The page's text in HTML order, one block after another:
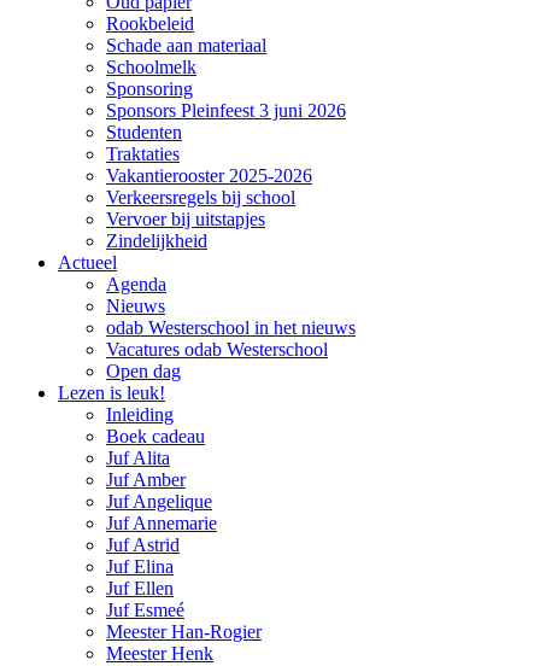
Rookbeleid
Schade aan materiaal
Schoolmelk
Sponsoring
Sponsors Pleinfeest 3 juni 2026
Studenten
Traktaties
Vakantierooster 2025-2026
Verkeersregels bij school
Vervoer bij uitstapjes
Zindelijkheid
Actueel
Agenda
Nieuws
odab Westerschool in het nieuws
Vacatures odab Westerschool
Open dag
Lezen is leuk!
Inleiding
Boek cadeau
Juf Alita
Juf Amber
Juf Angelique
Juf Annemarie
Juf Astrid
Juf Elina
Juf Ellen
Juf Esmeé
Meester Han-Rogier
Meester Henk